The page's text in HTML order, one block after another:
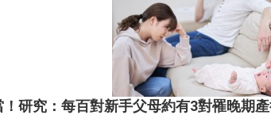
研究：每百對新手父母約有3對罹晚期